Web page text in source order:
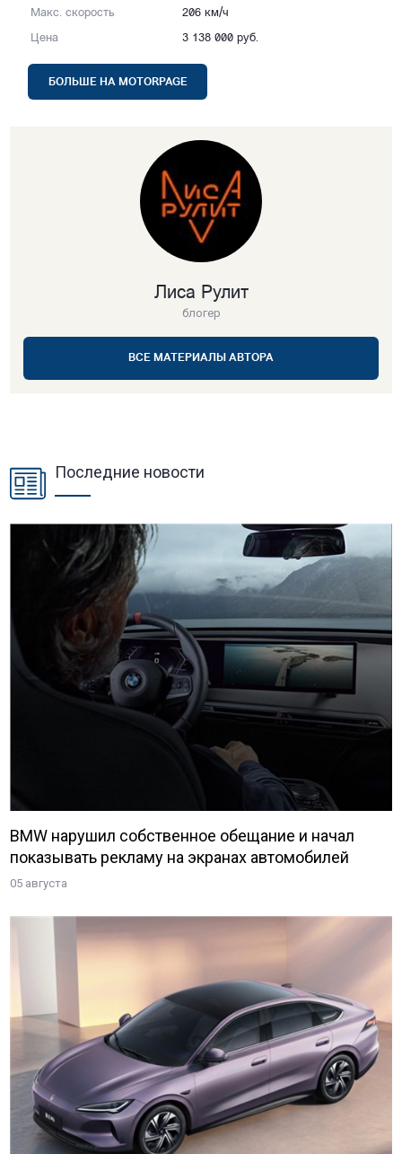
Макс. скорость 206 км/ч
Цена 3 138 000 руб.
БОЛЬШЕ НА MOTORPAGE
Лиса Рулит
блогер
ВСЕ МАТЕРИАЛЫ АВТОРА
Последние новости
BMW нарушил собственное обещание и начал
показывать рекламу на экранах автомобилей
05 августа